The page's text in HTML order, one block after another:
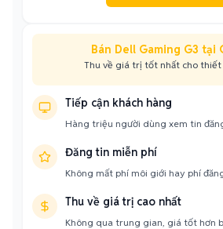
Bán Dell Gaming G3 tại
Thu về giá trị tốt nhất cho thiết
Tiếp cận khách hàng
Hàng triệu người dùng xem tin
Đăng tin miễn phí
Không mất phí môi giới hay phí
Thu về giá trị cao nhất
Không qua trung gian, giá tốt hơn